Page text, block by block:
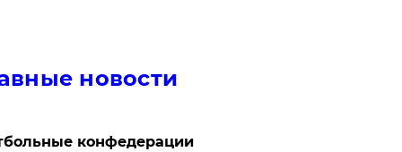
новости
конфедерации